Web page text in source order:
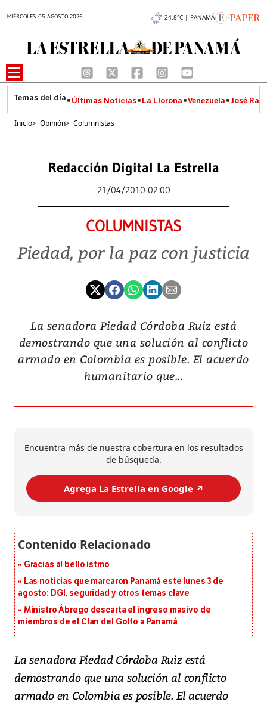
MIÉRCOLES 05 AGOSTO 2026 24.8°C | PANAMÁ
Últimas Noticias La Llorona Venezuela José
Inicio> Opinión> Columnistas
Redacción Digital La Estrella
21/04/2010 02:00
COLUMNISTAS
Piedad, por la paz con justicia
La senadora Piedad Córdoba Ruiz está
demostrando que una solución al conflicto
armado en Colombia es posible. El acuerdo
humanitario que...
Encuentra más de nuestra cobertura en los resultados
de búsqueda.
Agrega La Estrella en Google ↗️
Gracias al bello istmo
Las noticias que marcaron Panamá este lunes 3 de
agosto: DGI, seguridad y otros temas clave
Ministro Ábrego descarta el ingreso masivo de
miembros de el Clan del Golfo a Panamá
La senadora Piedad Córdoba Ruiz está
demostrando que una solución al conflicto
armado en Colombia es posible. El acuerdo